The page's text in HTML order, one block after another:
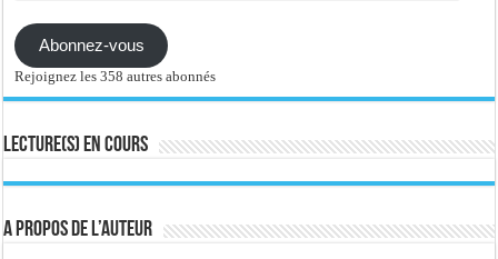
Abonnez-vous
Rejoignez les 358 autres abonnés
Lecture(s) en cours
A propos de l’auteur